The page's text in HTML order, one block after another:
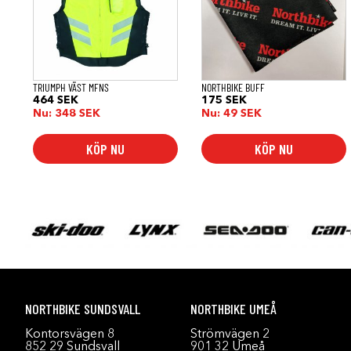
TRIUMPH VÄST MFNS
464 SEK
Nu: 348 SEK
KÖP NU
varianter.
olika
alternativen
på
produktsidan
NORTHBIKE BUFF
175SEK
Nu:49SEK
KÖP NU
NORTHBIKE SUNDSVALL
Kontorsvägen 8
852 29 Sundsvall
NORTHBIKE UMEÅ
Strömvägen 2
901 32 Umeå